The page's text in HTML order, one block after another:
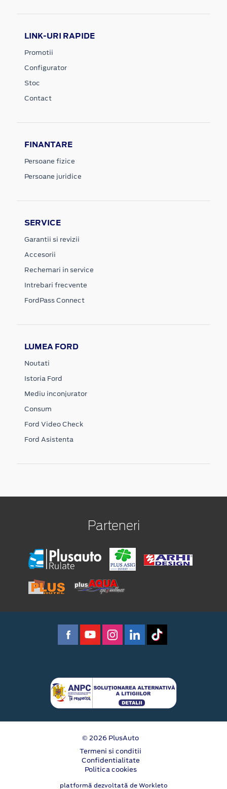
LINK-URI RAPIDE
Promotii
Configurator
Stoc
Contact
FINANTARE
Persoane fizice
Persoane juridice
SERVICE
Garantii si revizii
Accesorii
Rechemari in service
Intrebari frecvente
FordPass Connect
LUMEA FORD
Noutati
Istoria Ford
Mediu inconjurator
Consum
Ford Video Check
Ford Asistenta
Parteneri
© 2026 PlusAuto
Termeni si conditii
Confidentialitate
Politica cookies
platformă dezvoltată de Workleto